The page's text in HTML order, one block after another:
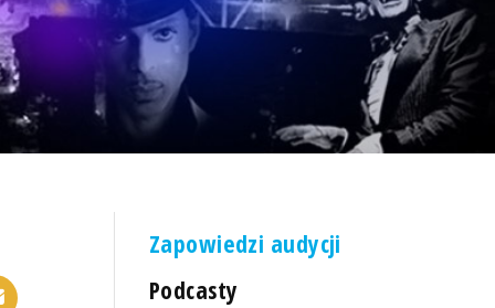
Zapowiedzi audycji
Podcasty